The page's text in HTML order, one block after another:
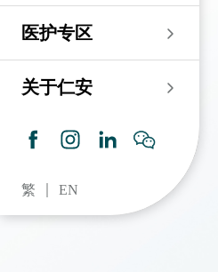
老人科
血液及血液肿瘤科
耳鼻喉科
儿科
心理卫生服务 / 精神科
伤口及造口专科护理服
药房​
内分泌及糖尿专科诊
仁安眼科中心
(荃湾)
医护专区
关于仁安
繁 EN